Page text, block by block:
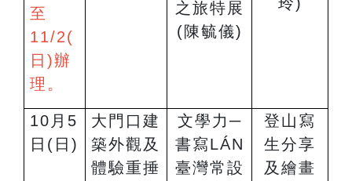
至
11/2(
日)辦
理。
之旅特展
(陳毓儀)
玲)
10 月5
日(日)
大門口建
築外觀及
體驗重捶
文學力─
書寫LÁN
臺灣常設
登山寫
生分享
及繪畫